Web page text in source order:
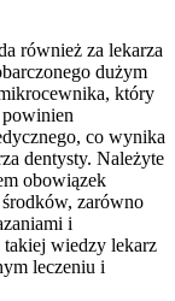
również za lekarza
dużym
który
co wynika
dentysty. Należyte
obowiązek
zarówno
i
wiedzy lekarz
leczeniu i